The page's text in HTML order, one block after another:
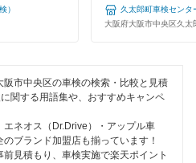
閉じる
）
久太郎町車検センタ
大阪府大阪市中央区久太
市中央区の車検の検索・比較と見積
関する用語集や、おすすめキャンペ
ネオス（Dr.Drive）・アップル車
ブランド加盟店も揃っています！
見積もり、車検実施で楽天ポイント